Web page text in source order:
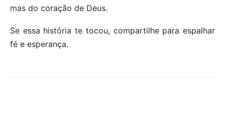
mas do coração de Deus.
Se essa história te tocou, compartilhe para espalhar
fé e esperança.